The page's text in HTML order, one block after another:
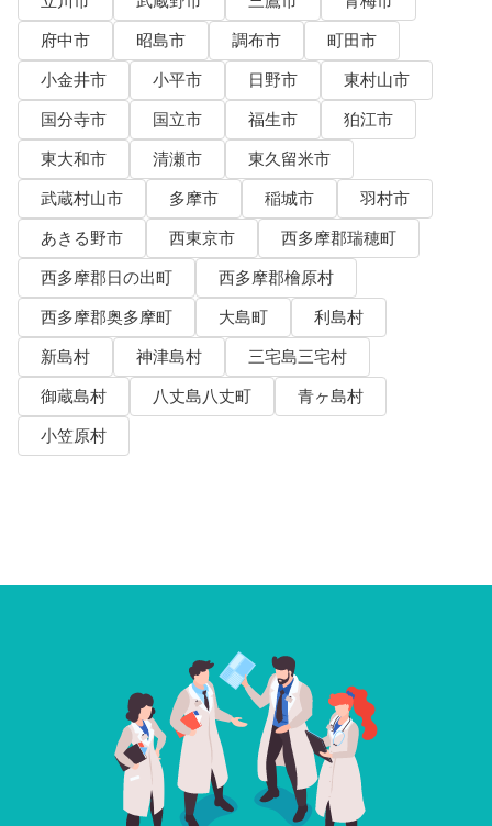
府中市
昭島市 調布市
町田市
小金井市
小平市 日野市
東村山市
国分寺市
国立市 福生市
狛江市
東大和市
清瀬市
東久留米市
武蔵村山市
多摩市 稲城市
羽村市
あきる野市
西東京市
西多摩郡瑞穂町
西多摩郡日の出町
西多摩郡檜原村
西多摩郡奥多摩町
大島町
利島村
新島村
神津島村
三宅島三宅村
御蔵島村
八丈島八丈町
青ヶ島村
小笠原村